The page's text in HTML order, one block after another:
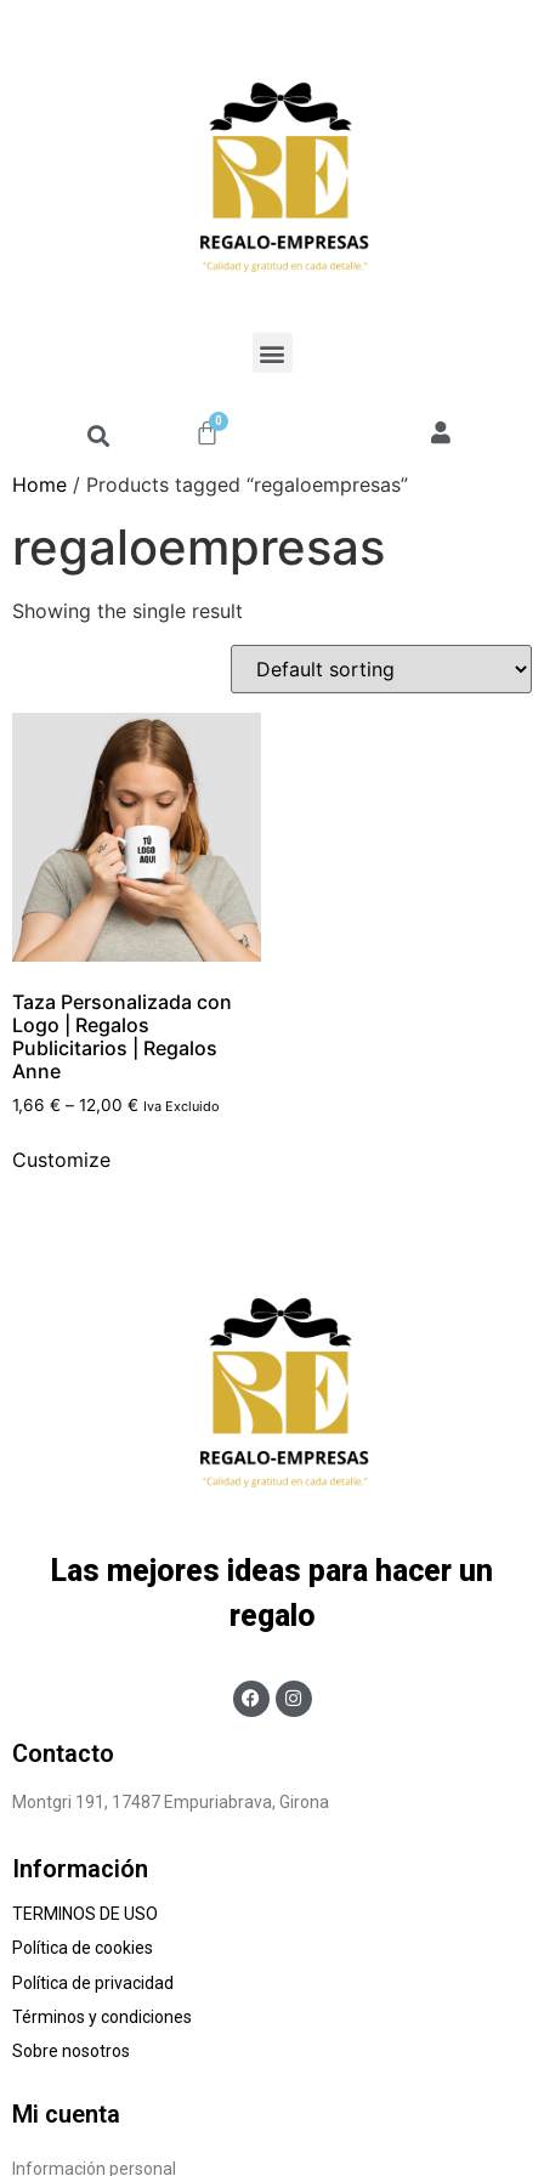
0
Home / Products tagged “regaloempresas”
regaloempresas
Showing the single result
Taza Personalizada con
Logo | Regalos
Publicitarios | Regalos
Anne
1,66 € – 12,00 € Iva Excluido
Customize
Las mejores ideas para hacer un
regalo
Contacto
Montgri 191, 17487 Empuriabrava, Girona
Información
TERMINOS DE USO
Política de cookies
Política de privacidad
Términos y condiciones
Sobre nosotros
Mi cuenta
Información personal